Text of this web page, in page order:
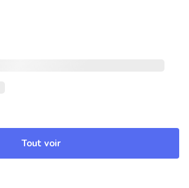
Tout voir